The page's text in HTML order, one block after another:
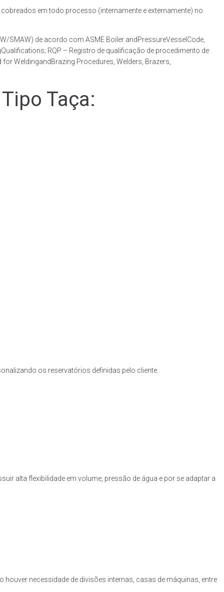
em todo processo (internamente e externamente) no
SMAW) de acordo com ASME Boiler andPressureVesselCode,
RQP – Registro de qualificação de procedimento de
WeldingandBrazing Procedures, Welders, Brazers,
Taça:
os reservatórios definidas pelo cliente.
alta flexibilidade em volume, pressão de água e por se adaptar a
necessidade de divisões internas, casas de máquinas, entre